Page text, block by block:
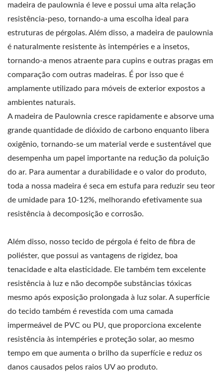
madeira de paulownia é leve e possui uma alta relação
resistência-peso, tornando-a uma escolha ideal para
estruturas de pérgolas. Além disso, a madeira de paulownia
é naturalmente resistente às intempéries e a insetos,
tornando-a menos atraente para cupins e outras pragas em
comparação com outras madeiras. É por isso que é
amplamente utilizado para móveis de exterior expostos a
ambientes naturais.
A madeira de Paulownia cresce rapidamente e absorve uma
grande quantidade de dióxido de carbono enquanto libera
oxigênio, tornando-se um material verde e sustentável que
desempenha um papel importante na redução da poluição
do ar. Para aumentar a durabilidade e o valor do produto,
toda a nossa madeira é seca em estufa para reduzir seu teor
de umidade para 10-12%, melhorando efetivamente sua
resistência à decomposição e corrosão.
Além disso, nosso tecido de pérgola é feito de fibra de
poliéster, que possui as vantagens de rigidez, boa
tenacidade e alta elasticidade. Ele também tem excelente
resistência à luz e não decompõe substâncias tóxicas
mesmo após exposição prolongada à luz solar. A superfície
do tecido também é revestida com uma camada
impermeável de PVC ou PU, que proporciona excelente
resistência às intempéries e proteção solar, ao mesmo
tempo em que aumenta o brilho da superfície e reduz os
danos causados pelos raios UV ao produto.